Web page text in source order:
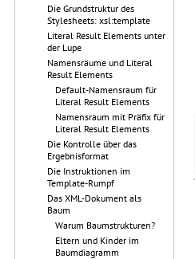
Die Grundstruktur des
Stylesheets: xsl:template
Literal Result Elements unter
der Lupe
Namensräume und Literal
Result Elements
Default-Namensraum für
Literal Result Elements
Namensraum mit Präfix für
Literal Result Elements
Die Kontrolle über das
Ergebnisformat
Die Instruktionen im
Template-Rumpf
Das XML-Dokument als
Baum
Warum Baumstrukturen?
Eltern und Kinder im
Baumdiagramm